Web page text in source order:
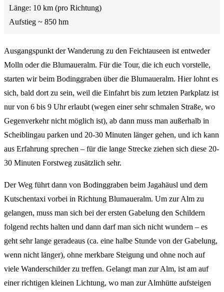
Länge: 10 km (pro Richtung)
Aufstieg ~ 850 hm
Ausgangspunkt der Wanderung zu den Feichtauseen ist entweder
Molln oder die Blumaueralm. Für die Tour, die ich euch vorstelle,
starten wir beim Bodinggraben über die Blumaueralm. Hier lohnt es
sich, bald dort zu sein, weil die Einfahrt bis zum letzten Parkplatz ist
nur von 6 bis 9 Uhr erlaubt (wegen einer sehr schmalen Straße, wo
Gegenverkehr nicht möglich ist), ab dann muss man außerhalb in
Scheiblingau parken und 20-30 Minuten länger gehen, und ich kann
aus Erfahrung sprechen – für die lange Strecke ziehen sich diese 20-
30 Minuten Forstweg zusätzlich sehr.
Der Weg führt dann von Bodinggraben beim Jagahäusl und dem
Kutschentaxi vorbei in Richtung Blumaueralm. Um zur Alm zu
gelangen, muss man sich bei der ersten Gabelung den Schildern
folgend rechts halten und dann darf man sich nicht wundern – es
geht sehr lange geradeaus (ca. eine halbe Stunde von der Gabelung,
wenn nicht länger), ohne merkbare Steigung und ohne noch auf
viele Wanderschilder zu treffen. Gelangt man zur Alm, ist am auf
einer richtigen kleinen Lichtung, wo man zur Almhütte aufsteigen